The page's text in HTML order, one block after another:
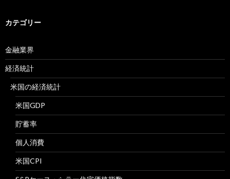
カテゴリー
金融業界
経済統計
米国の経済統計
米国GDP
貯蓄率
個人消費
米国CPI